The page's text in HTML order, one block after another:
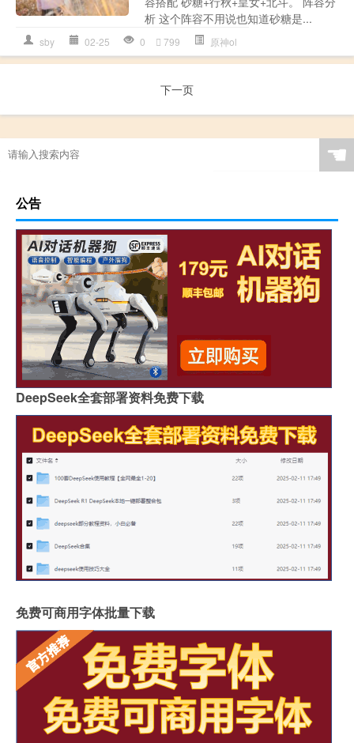
析 这个阵容不用说也知道砂糖是...
sby 02-25 0 799 原神ol
下一页
☚
公告
DeepSeek全套部署资料免费下载
免费可商用字体批量下载